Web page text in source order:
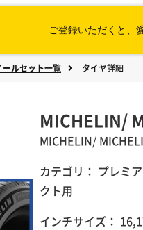
ご登録いただくと、
ルセット一覧 タイヤ詳細
MICHELIN/
MICHELIN/
カテゴリ： プレミ
クト用
インチサイズ：